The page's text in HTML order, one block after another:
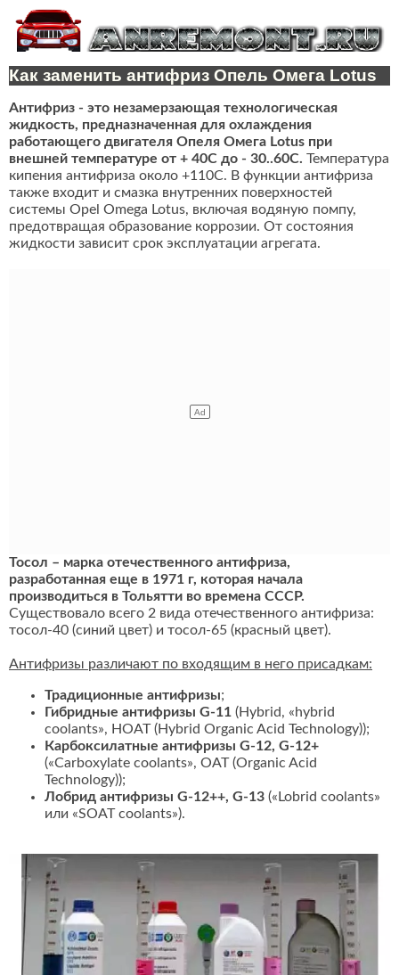
Как заменить антифриз Опель Омега Lotus
Антифриз - это незамерзающая технологическая
жидкость, предназначенная для охлаждения
работающего двигателя Опеля Омега Lotus при
внешней температуре от + 40C до - 30..60C. Температура
кипения антифриза около +110С. В функции антифриза
также входит и смазка внутренних поверхностей
системы Opel Omega Lotus, включая водяную помпу,
предотвращая образование коррозии. От состояния
жидкости зависит срок эксплуатации агрегата.
Тосол – марка отечественного антифриза,
разработанная еще в 1971 г, которая начала
производиться в Тольятти во времена СССР.
Существовало всего 2 вида отечественного антифриза:
тосол-40 (синий цвет) и тосол-65 (красный цвет).
Антифризы различают по входящим в него присадкам:
Традиционные антифризы;
Гибридные антифризы G-11 (Hybrid, «hybrid
coolants», HOAT (Hybrid Organic Acid Technology));
Карбоксилатные антифризы G-12, G-12+
(«Carboxylate coolants», OAT (Organic Acid
Technology));
Лобрид антифризы G-12++, G-13 («Lobrid coolants»
или «SOAT coolants»).